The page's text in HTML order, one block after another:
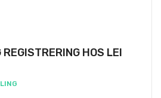
REGISTRERING HOS LEI